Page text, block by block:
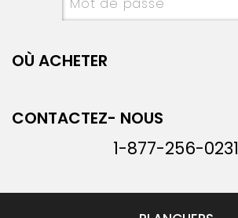
OÙ ACHETER
CONTACTEZ- NOUS
1-877-256-0231